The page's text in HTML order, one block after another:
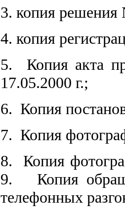
3. копия решения
4. копия
5.
Копия акта
17.05.2000 г.;
6. Копия
7. Копия
8.
Копия
9.
Копия
телефонных